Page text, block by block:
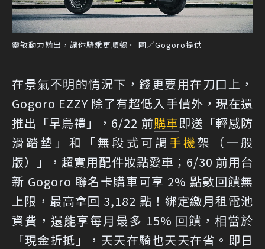
靈敏動力輸出，讓你騎乘更順暢。 圖／Gogoro提供
在景氣不明的情況下，錢更要用在刀口上，
Gogoro EZZY 除了有超低入手價外，現在還
推出「早鳥禮」，6/22 前購車即送「輕感防
滑踏墊」和「無段式可調 手機架（一般
版）」，超實用配件妝點愛車；6/30 前用台
新 Gogoro 聯名卡購車可享 2% 點數回饋無
上限，最高拿回 3,182 點！綁定繳月租電池
資費，還能享每月最多 15% 回饋，相當於
「現金折抵」，天天在騎也天天在省。即日